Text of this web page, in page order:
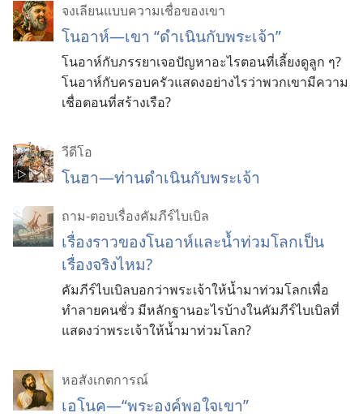
จงเลียนแบบความเชื่อของเขา
โนอาห์—เขา “ดำเนินกับพระเจ้า”
โนอาห์กับภรรยาเจอปัญหาอะไรตอนที่เลี้ยงดูลูก ๆ?
โนอาห์กับครอบครัวแสดงอย่างไรว่าพวกเขามีความ
เชื่อตอนที่สร้างเรือ?
วีดีโอ
โนฮา—ท่านดำเนินกับพระเจ้า
ถาม-ตอบเรื่องคัมภีร์ไบเบิล
เรื่องราวของโนอาห์และน้ำท่วมโลกเป็น
เรื่องจริงไหม?
คัมภีร์ไบเบิลบอกว่าพระเจ้าให้น้ำมาท่วมโลกเพื่อ
ทำลายคนชั่ว มีหลักฐานอะไรบ้างในคัมภีร์ไบเบิลที่
แสดงว่าพระเจ้าให้น้ำมาท่วมโลก?
หอสังเกตการณ์
เอโนค—“พระองค์พอใจเขา”